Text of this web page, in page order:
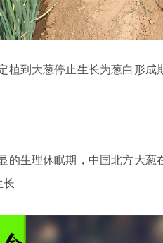
植到大葱停止生长为葱白形成
的生理休眠期，中国北方大葱
长